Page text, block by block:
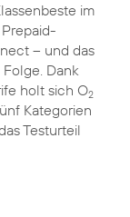
im
– und das
Dank
holt sich O2
Kategorien
Testurteil